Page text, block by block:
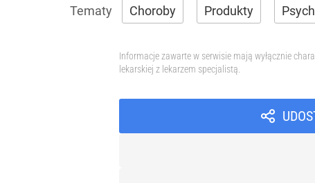
Choroby Produkty
Informacje zawarte w serwisie mają wyłącznie
lekarskiej z lekarzem specjalistą.